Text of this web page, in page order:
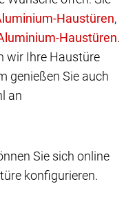
,
.
wir Ihre Haustüre
genießen Sie auch
an
Sie sich online
konfigurieren.